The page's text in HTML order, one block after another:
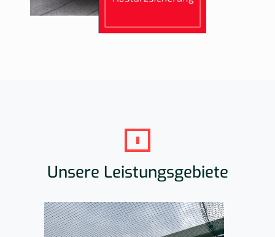
Unsere Leistungsgebiete